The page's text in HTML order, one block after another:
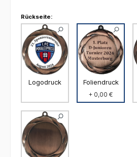
Rückseite:
Logodruck Foliendruck
+ 0,00 €